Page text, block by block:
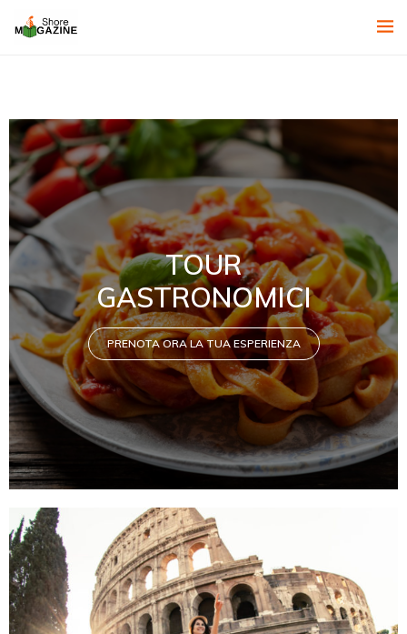
TOUR
GASTRONOMICI
PRENOTA ORA LA TUA ESPERIENZA